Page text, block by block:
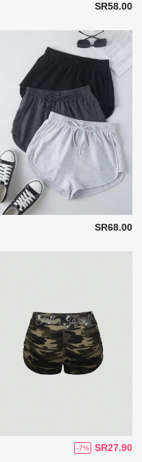
SR58.00
SR68.00
SR27.90
-7%